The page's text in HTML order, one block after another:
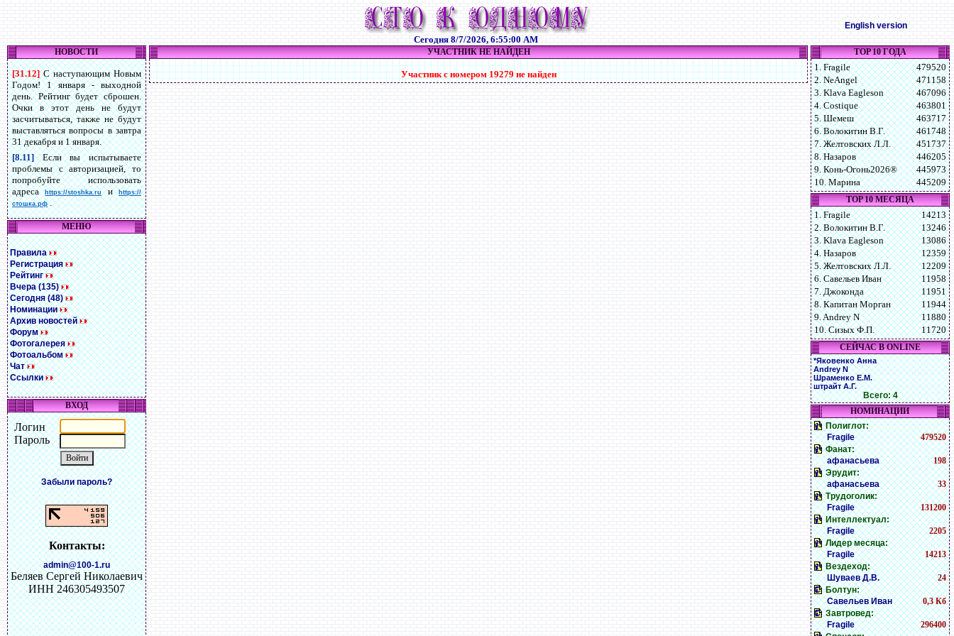
Сегодня 8/7/2026, 6:55:00 AM
English version
НОВОСТИ
[31.12]С наступающим Новым
Годом! 1 января - выходной
день. Рейтинг будет сброшен.
Очки в этот день не будут
засчитываться, также не будут
выставляться вопросы в завтра
31 декабря и 1 января.
[8.11]Если вы испытываете
проблемы с авторизацией, то
попробуйте использовать
адресаhttps://stoshka.ruиhttps://
стошка.рф.
МЕНЮ
Правила
Регистрация
Рейтинг
Вчера (135)
Сегодня (48)
Номинации
Архив новостей
Форум
Фотогалерея
Фотоальбом
Чат
Ссылки
ВХОД
Логин
Пароль
Забыли пароль?
Контакты:
admin@100-1.ru
Беляев Сергей Николаевич
ИНН 246305493507
УЧАСТНИК НЕ НАЙДЕН
Участник с номером 19279 не найден
TOP 10 ГОДА
1. Fragile
479520
2. NeAngel
471158
3. Klava Eagleson
467096
4. Costique
463801
5. Шемеш
463717
6. Волокитин В.Г.
461748
7. Желтовских Л.Л.
451737
8. Назаров
446205
9. Конь-Огонь2026®
445973
10. Марина
445209
TOP 10 МЕСЯЦА
1. Fragile
14213
2. Волокитин В.Г.
13246
3. Klava Eagleson
13086
4. Назаров
12359
5. Желтовских Л.Л.
12209
6. Савельев Иван
11958
7. Джоконда
11951
8. Капитан Морган
11944
9. Andrey N
11880
10. Сизых Ф.П.
11720
СЕЙЧАС В ONLINE
*Яковенко Анна
Andrey N
Шраменко Е.М.
штрайт А.Г.
Всего: 4
НОМИНАЦИИ
Полиглот:
Fragile
479520
Фанат:
афанасьева
198
Эрудит:
афанасьева
33
Трудоголик:
Fragile
131200
Интеллектуал:
Fragile
2205
Лидер месяца:
Fragile
14213
Вездеход:
Шуваев Д.В.
24
Болтун:
Савельев Иван
0,3 Кб
Завтровед:
Fragile
296400